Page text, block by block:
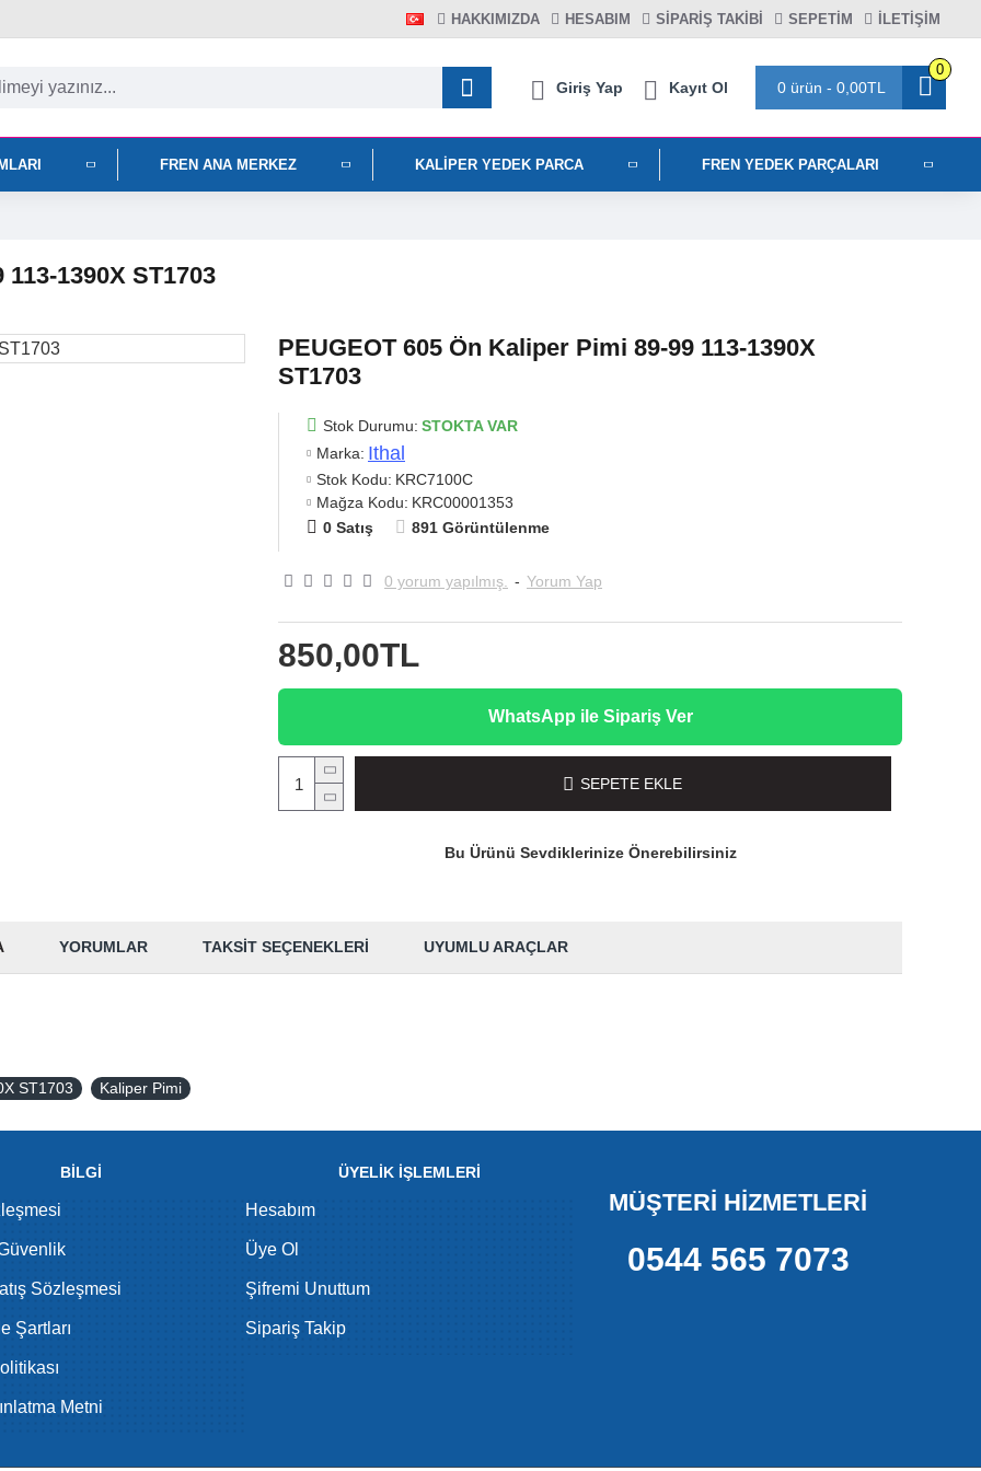
HAKKIMIZDA HESABIM SIPARIŞ TAKIBI SEPETIM İLETİŞİM
Giriş Yap Kayıt Ol 0 ürün - 0,00TL
0
FREN ANA MERKEZ KALIPER YEDEK PARCA FREN YEDEK PARÇALARI
1390X ST1703
PEUGEOT 605 Ön Kaliper Pimi 89-99 113-1390X
ST1703
Stok Durumu: STOKTA VAR
Marka: Ithal
Stok Kodu: KRC7100C
Mağza Kodu: KRC00001353
0 Satış
891 Görüntülenme
0 yorum yapılmış. - Yorum Yap
850,00TL
WhatsApp ile Sipariş Ver
SEPETE EKLE
Bu Ürünü Sevdiklerinize Önerebilirsiniz
YORUMLAR TAKSIT SEÇENEKLERI UYUMLU ARAÇLAR
ST1703 Kaliper Pimi
BİLGİ
Sözleşmesi
Şartları
Metni
ÜYELİK İŞLEMLERİ
Hesabım
Üye Ol
Şifremi Unuttum
Sipariş Takip
MÜŞTERİ HİZMETLERİ
0544 565 7073